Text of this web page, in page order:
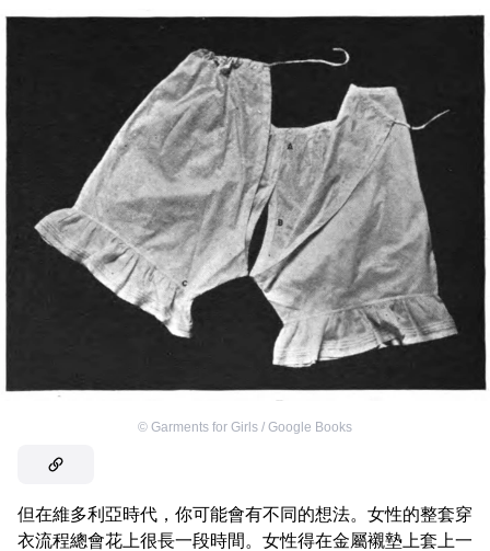
© Garments for Girls / Google Books
但在維多利亞時代，你可能會有不同的想法。女性的整套穿
衣流程總會花上很長一段時間。女性得在金屬襯墊上套上一